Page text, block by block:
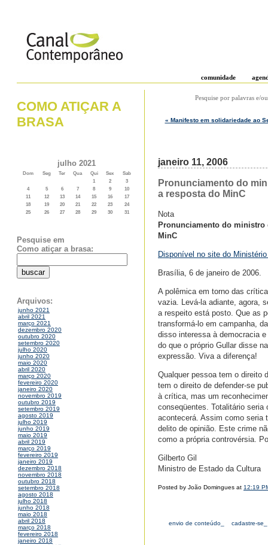
comunidade
COMO ATIÇAR A
BRASA
julho 2021
Dom Seg Ter Qua Qui Sex
Sab
1
2
3
4
5 6 7 8 9
10
11
12 13 14 15 16
17
18
19 20 21 22 23
24
25
26 27 28 29 30 31
Pesquise em
Como atiçar a brasa:
Arquivos:
junho 2021
abril 2021
março 2021
dezembro 2020
outubro 2020
setembro 2020
julho 2020
junho 2020
maio 2020
abril 2020
março 2020
fevereiro 2020
janeiro 2020
novembro 2019
outubro 2019
setembro 2019
agosto 2019
julho 2019
junho 2019
maio 2019
abril 2019
março 2019
fevereiro 2019
janeiro 2019
dezembro 2018
novembro 2018
outubro 2018
setembro 2018
agosto 2018
julho 2018
junho 2018
maio 2018
abril 2018
março 2018
fevereiro 2018
janeiro 2018
Pesquise por palavras e/
« Manifesto em solidariedade ao
janeiro 11, 2006
Pronunciamento do
a resposta do MinC
Nota
Pronunciamento do ministro
MinC
Disponível no site do
Brasília, 6 de janeiro de 2006.
A polêmica em torno das
vazia. Levá-la adiante, agora,
a respeito está posto. Que as
transformá-lo em campanha,
disso interessa à democracia
do que o próprio Gullar disse
expressão. Viva a diferença!
Qualquer pessoa tem o direito
tem o direito de defender-se
à crítica, mas um
conseqüentes. Totalitário
acontecerá. Assim como seria
delito de opinião. Este crime
como a própria controvérsia.
Gilberto Gil
Ministro de Estado da Cultura
Posted by João Domingues at 12:19
envio de conteúdo_ cadastre-se_